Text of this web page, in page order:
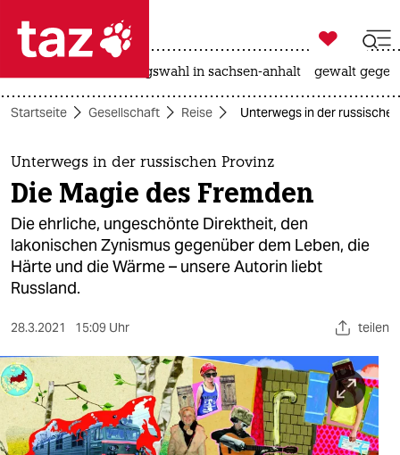
 taz zahl ich
taz zahl ich
themen
politik
öko
gesellschaft
kultur
sport
berlin
nord

taz zahl ich
landtagswahl in sachsen-anhalt gewalt
Startseite Gesellschaft Reise Unterwegs in der
Unterwegs in der russischen Provinz
Die Magie des Fremden
Die ehrliche, ungeschönte Direktheit, den
lakonischen Zynismus gegenüber dem Leben, die
Härte und die Wärme – unsere Autorin liebt
Russland.
28.3.2021 15:09 Uhr teilen